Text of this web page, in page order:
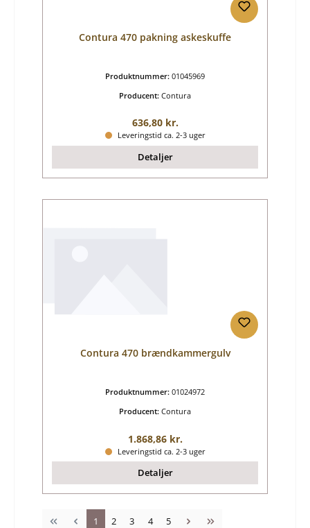
Contura 470 pakning askeskuffe
Produktnummer: 01045969
Producent: Contura
Almindelig pris:
636,80 kr.
Leveringstid ca. 2-3 uger
Detaljer
Contura 470 brændkammergulv
Produktnummer: 01024972
Producent: Contura
Almindelig pris:
1.868,86 kr.
Leveringstid ca. 2-3 uger
Detaljer
Side
1 Side
2 Side
3 Side
4 Side
5